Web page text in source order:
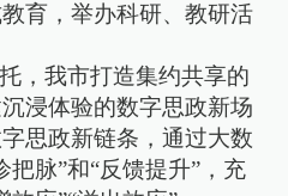
育，举办科研、教研活
，我市打造集约共享的
浸体验的数字思政新场
思政新链条，通过大数
脉”和“反馈提升”，充